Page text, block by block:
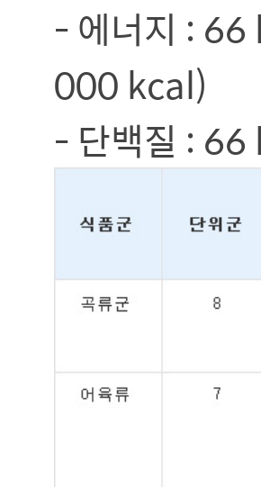
- 에너지 :
000 kcal)
- 단백질 :